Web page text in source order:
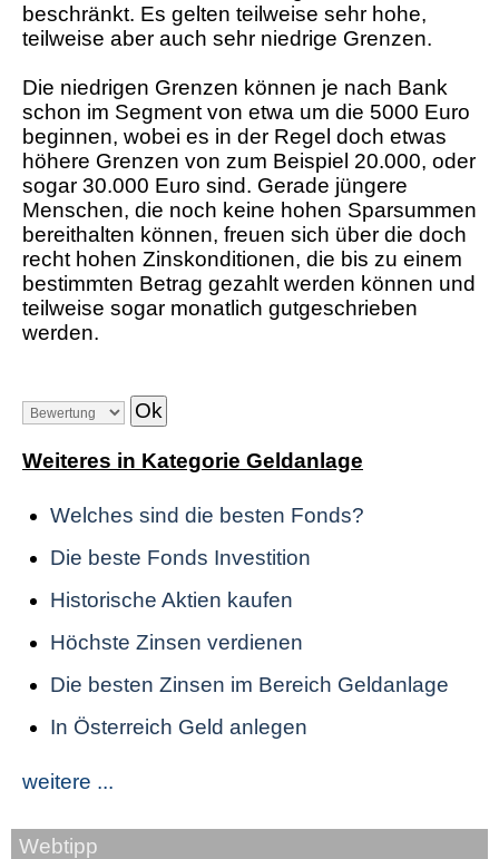
beschränkt. Es gelten teilweise sehr hohe,
teilweise aber auch sehr niedrige Grenzen.
Die niedrigen Grenzen können je nach Bank
schon im Segment von etwa um die 5000 Euro
beginnen, wobei es in der Regel doch etwas
höhere Grenzen von zum Beispiel 20.000, oder
sogar 30.000 Euro sind. Gerade jüngere
Menschen, die noch keine hohen Sparsummen
bereithalten können, freuen sich über die doch
recht hohen Zinskonditionen, die bis zu einem
bestimmten Betrag gezahlt werden können und
teilweise sogar monatlich gutgeschrieben
werden.
Weiteres in Kategorie Geldanlage
Welches sind die besten Fonds?
Die beste Fonds Investition
Historische Aktien kaufen
Höchste Zinsen verdienen
Die besten Zinsen im Bereich Geldanlage
In Österreich Geld anlegen
weitere ...
Webtipp